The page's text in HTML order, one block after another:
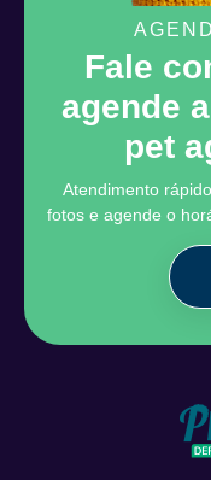
Fale
agende
pet
Atendimento
fotos e agende o